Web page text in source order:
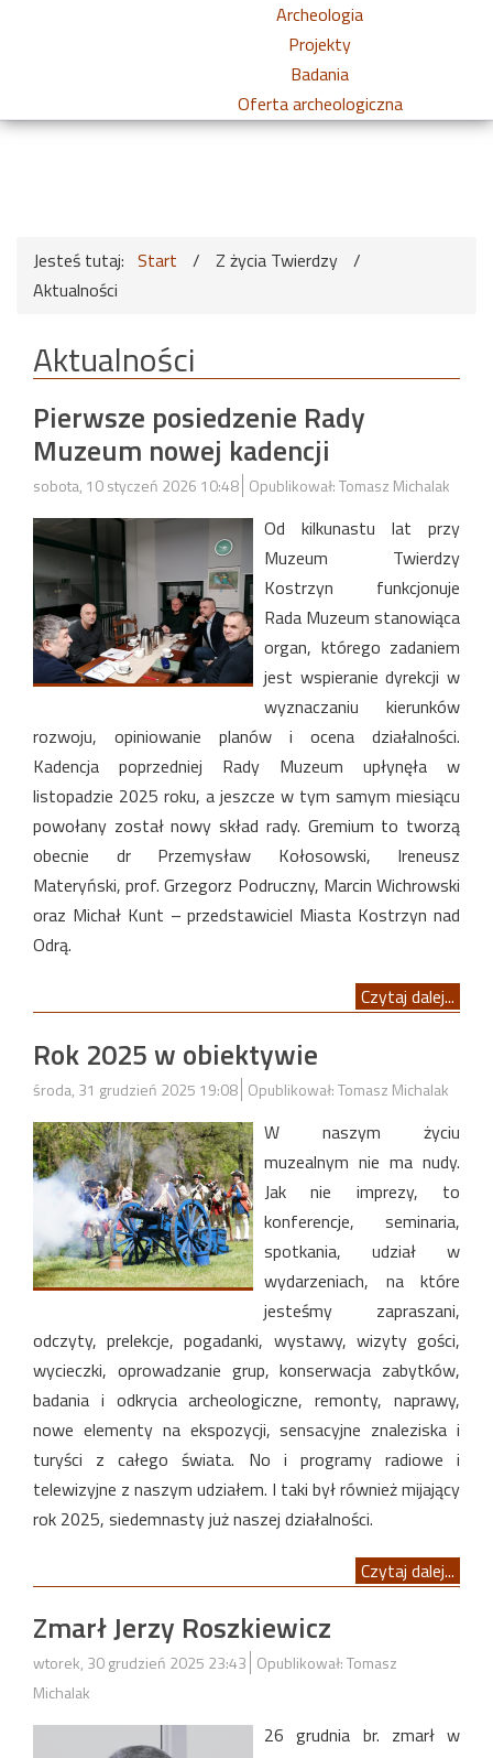
Archeologia
Projekty
Badania
Oferta archeologiczna
Jesteś tutaj: Start / Z życia Twierdzy /
Aktualności
Aktualności
Pierwsze posiedzenie Rady
Muzeum nowej kadencji
sobota, 10 styczeń 2026 10:48 Opublikował: Tomasz Michalak
Od kilkunastu lat przy
Muzeum Twierdzy
Kostrzyn funkcjonuje
Rada Muzeum stanowiąca
organ, którego zadaniem
jest wspieranie dyrekcji w
wyznaczaniu kierunków
rozwoju, opiniowanie planów i ocena działalności.
Kadencja poprzedniej Rady Muzeum upłynęła w
listopadzie 2025 roku, a jeszcze w tym samym miesiącu
powołany został nowy skład rady. Gremium to tworzą
obecnie dr Przemysław Kołosowski, Ireneusz
Materyński, prof. Grzegorz Podruczny, Marcin Wichrowski
oraz Michał Kunt – przedstawiciel Miasta Kostrzyn nad
Odrą.
Czytaj dalej...
Rok 2025 w obiektywie
środa, 31 grudzień 2025 19:08 Opublikował: Tomasz Michalak
W naszym życiu
muzealnym nie ma nudy.
Jak nie imprezy, to
konferencje, seminaria,
spotkania, udział w
wydarzeniach, na które
jesteśmy zapraszani,
odczyty, prelekcje, pogadanki, wystawy, wizyty gości,
wycieczki, oprowadzanie grup, konserwacja zabytków,
badania i odkrycia archeologiczne, remonty, naprawy,
nowe elementy na ekspozycji, sensacyjne znaleziska i
turyści z całego świata. No i programy radiowe i
telewizyjne z naszym udziałem. I taki był również mijający
rok 2025, siedemnasty już naszej działalności.
Czytaj dalej...
Zmarł Jerzy Roszkiewicz
wtorek, 30 grudzień 2025 23:43 Opublikował: Tomasz
Michalak
26 grudnia br. zmarł w